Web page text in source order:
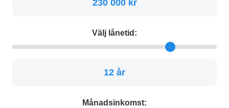
230 000 kr
Välj lånetid:
12 år
Månadsinkomst: